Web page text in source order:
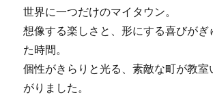
世界に一つだけのマイタウン。
想像する楽しさと、形にする喜びがぎ
た時間。
個性がきらりと光る、素敵な町が教室
がりました。